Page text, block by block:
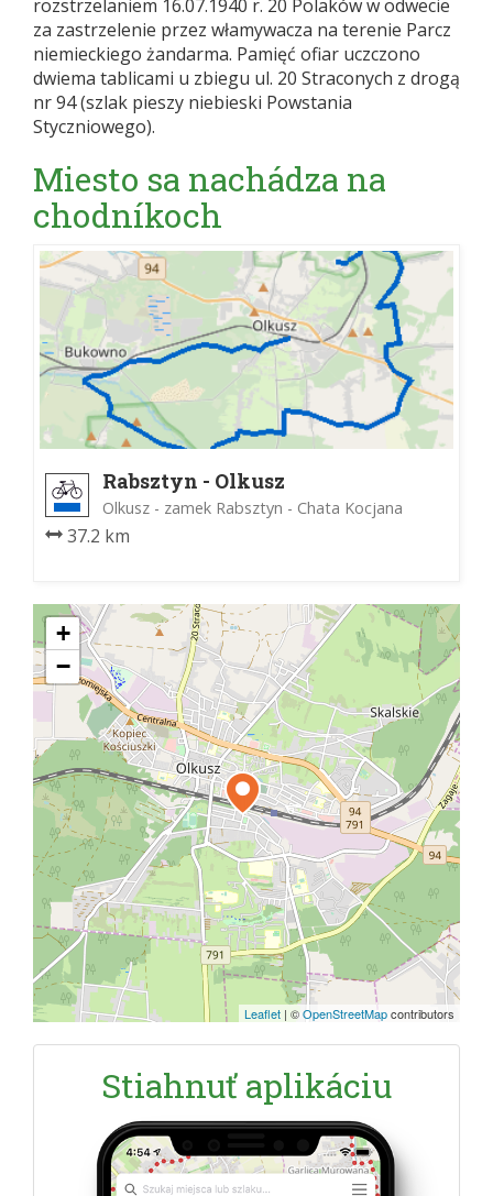
rozstrzelaniem 16.07.1940 r. 20 Polaków w odwecie
za zastrzelenie przez włamywacza na terenie Parcz
niemieckiego żandarma. Pamięć ofiar uczczono
dwiema tablicami u zbiegu ul. 20 Straconych z drogą
nr 94 (szlak pieszy niebieski Powstania
Styczniowego).
Miesto sa nachádza na
chodníkoch
Rabsztyn - Olkusz
Olkusz - zamek Rabsztyn - Chata Kocjana
37.2 km
+
−
Leaflet | ©OpenStreetMapcontributors
Stiahnuť aplikáciu